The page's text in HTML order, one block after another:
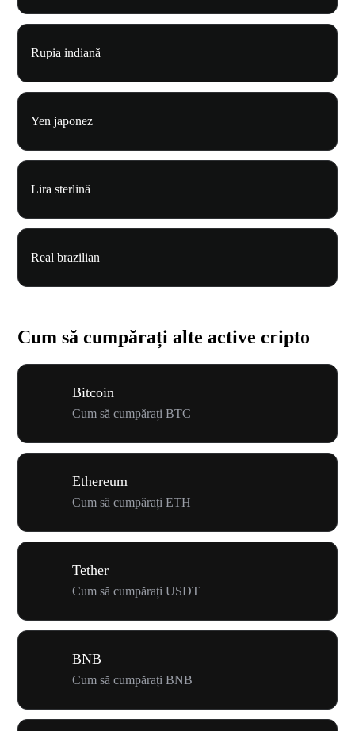
Rupia indiană
Yen japonez
Lira sterlină
Real brazilian
Cum să cumpărați alte active cripto
Bitcoin
Cum să cumpărați BTC
Ethereum
Cum să cumpărați ETH
Tether
Cum să cumpărați USDT
BNB
Cum să cumpărați BNB